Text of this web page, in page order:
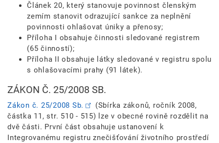
Článek 20, který stanovuje povinnost členským
zemím stanovit odrazující sankce za neplnění
povinnosti ohlašovat úniky a přenosy;
Příloha I obsahuje činnosti sledované registrem
(65 činností);
Příloha II obsahuje látky sledované v registru spolu
s ohlašovacími prahy (91 látek).
ZÁKON Č. 25/2008 SB.
Zákon č. 25/2008 Sb.
(Sbírka zákonů, ročník 2008,
částka 11, str. 510 - 515) lze v obecné rovině rozdělit na
dvě části. První část obsahuje ustanovení k
Integrovanému registru znečišťování životního prostředí